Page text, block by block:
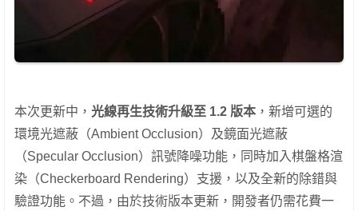
本次更新中， 光線再生技術升級至 1.2 版本 ，新增可選的
環境光遮蔽（Ambient Occlusion）及鏡面光遮蔽
（Specular Occlusion）訊號降噪功能，同時加入棋盤格渲
染（Checkerboard Rendering）支援，以及全新的除錯與
驗證功能。不過，由於技術版本更新，開發者仍需花費一